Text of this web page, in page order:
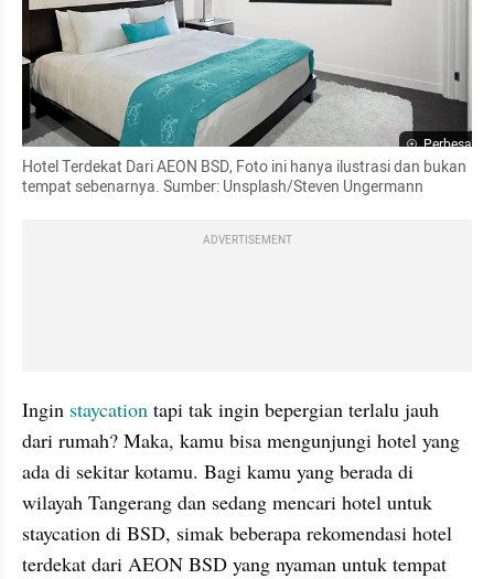
Perbesar
Hotel Terdekat Dari AEON BSD, Foto ini hanya ilustrasi dan bukan
tempat sebenarnya. Sumber: Unsplash/Steven Ungermann
ADVERTISEMENT
Ingin staycation tapi tak ingin bepergian terlalu jauh
dari rumah? Maka, kamu bisa mengunjungi hotel yang
ada di sekitar kotamu. Bagi kamu yang berada di
wilayah Tangerang dan sedang mencari hotel untuk
staycation di BSD, simak beberapa rekomendasi hotel
terdekat dari AEON BSD yang nyaman untuk tempat